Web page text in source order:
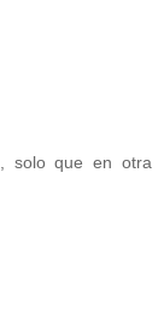
solo que en otra